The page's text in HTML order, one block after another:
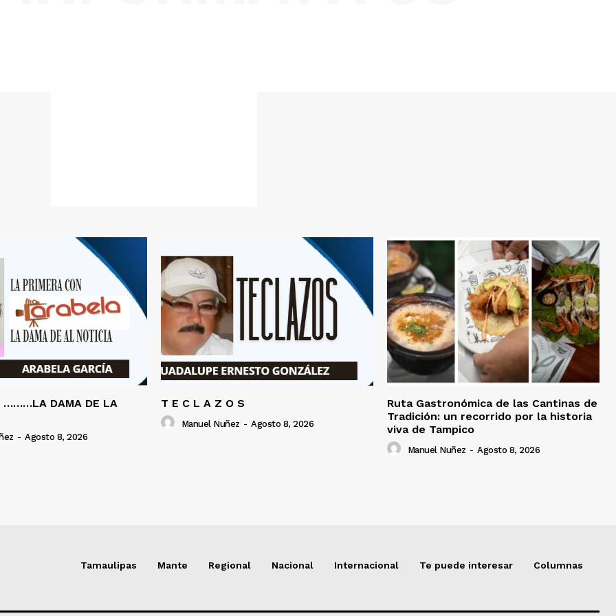
………LA DAMA DE LA
- Agosto 8, 2026
T E C L A Z O S
Manuel Nuñez - Agosto 8, 2026
Ruta Gastronómica de las Cantinas de
Tradición: un recorrido por la historia
viva de Tampico
Manuel Nuñez - Agosto 8, 2026
Tamaulipas Mante Regional Nacional Internacional Te puede interesar Columnas